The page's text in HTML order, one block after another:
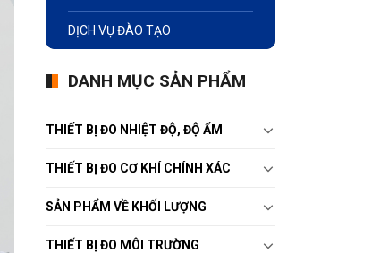
DỊCH VỤ ĐÀO TẠO
DANH MỤC SẢN PHẨM
THIẾT BỊ ĐO NHIỆT ĐỘ, ĐỘ ẨM
THIẾT BỊ ĐO CƠ KHÍ CHÍNH XÁC
SẢN PHẨM VỀ KHỐI LƯỢNG
THIẾT BỊ ĐO MÔI TRƯỜNG